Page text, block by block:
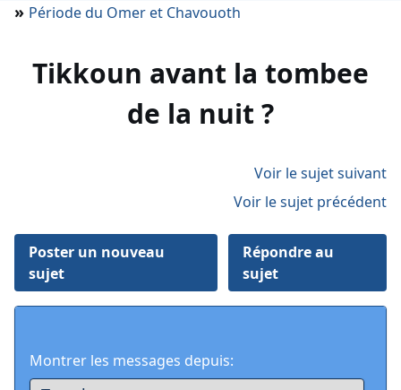
» Période du Omer et Chavouoth
Tikkoun avant la tombee
de la nuit ?
Voir le sujet suivant
Voir le sujet précédent
Poster un nouveau
sujet
Répondre au
sujet
Montrer les messages depuis: